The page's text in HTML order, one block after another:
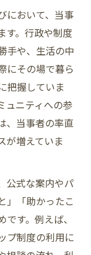
において、当事
す。行政や制度
手や、生活の中
にその場で暮ら
把握していま
ュニティへの参
、当事者の率直
が増えていま
公式な案内やパ
」「助かったこ
す。例えば、
プ制度の利用に